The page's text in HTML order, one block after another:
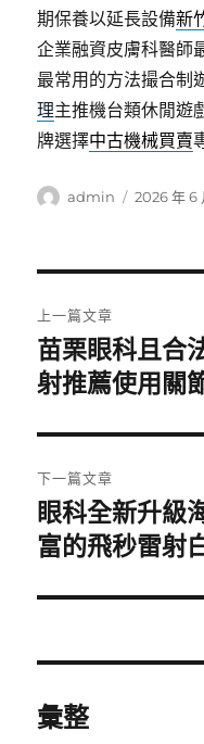
期保養以延長設備新
企業融資皮膚科醫師
最常用的方法撮合制
理主推機台類休閒遊
牌選擇中古機械買賣
作
admin
發
2026 年 6
章
導
覽
上一篇文章
上
一
文
章:
苗栗眼科且合
射推薦使用關
下一篇文章
下
一
文
眼科全新升級
富的飛秒雷射
彙整